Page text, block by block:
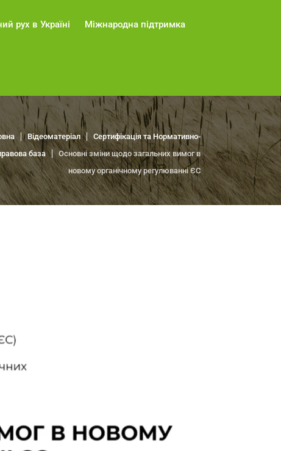
рух в Україні Міжнародна підтримка
Відеоматеріал
Сертифікація та Нормативно-
база
Основні зміни щодо загальних вимог в
новому органічному регулюванні ЄС